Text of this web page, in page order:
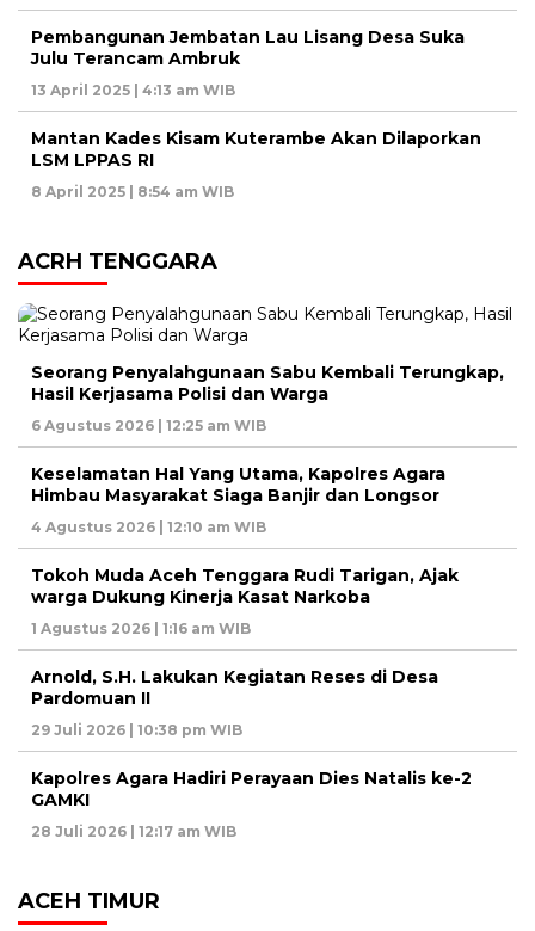
Pembangunan Jembatan Lau Lisang Desa Suka
Julu Terancam Ambruk
13 April 2025 | 4:13 am WIB
Mantan Kades Kisam Kuterambe Akan Dilaporkan
LSM LPPAS RI
8 April 2025 | 8:54 am WIB
ACRH TENGGARA
Seorang Penyalahgunaan Sabu Kembali Terungkap,
Hasil Kerjasama Polisi dan Warga
6 Agustus 2026 | 12:25 am WIB
Keselamatan Hal Yang Utama, Kapolres Agara
Himbau Masyarakat Siaga Banjir dan Longsor
4 Agustus 2026 | 12:10 am WIB
Tokoh Muda Aceh Tenggara Rudi Tarigan, Ajak
warga Dukung Kinerja Kasat Narkoba
1 Agustus 2026 | 1:16 am WIB
Arnold, S.H. Lakukan Kegiatan Reses di Desa
Pardomuan II
29 Juli 2026 | 10:38 pm WIB
Kapolres Agara Hadiri Perayaan Dies Natalis ke-2
GAMKI
28 Juli 2026 | 12:17 am WIB
ACEH TIMUR